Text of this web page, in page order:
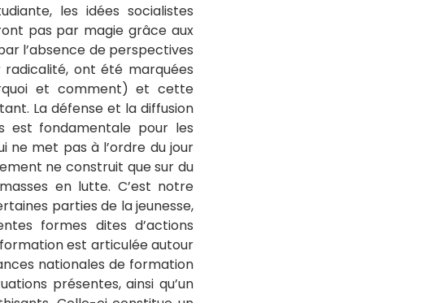
les idées socialistes
pas par magie grâce aux
l’absence de perspectives
radicalité, ont été marquées
et comment) et cette
La défense et la diffusion
est fondamentale pour les
ne met pas à l’ordre du jour
ne construit que sur du
en lutte. C’est notre
parties de la jeunesse,
formes dites d’actions
est articulée autour
nationales de formation
présentes, ainsi qu’un